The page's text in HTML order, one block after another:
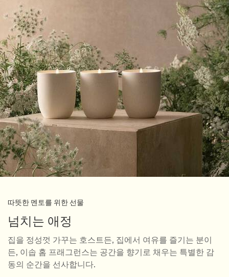
따뜻한 멘토를 위한 선물
넘치는 애정
집을 정성껏 가꾸는 호스트든, 집에서 여유를 즐기는 분이
든, 이솝 홈 프래그런스는 공간을 향기로 채우는 특별한 감
동의 순간을 선사합니다.